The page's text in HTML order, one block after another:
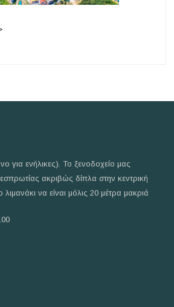
για ενήλικες). Το ξενοδοχείο μας
ακριβώς δίπλα στην κεντρική
να είναι μόλις 20 μέτρα μακριά